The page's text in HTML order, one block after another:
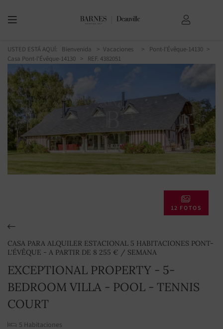
USTED ESTÁ AQUÍ: Bienvenida Vacaciones
Pont-l'Évêque-14130
Casa Pont-l'Évêque-14130 > REF. 4382051
12 FOTOS
CASA PARA ALQUILER ESTACIONAL 5 HABITACIONES PONT-
L'ÉVÊQUE - A PARTIR DE 8 255 € / SEMANA
EXCEPTIONAL PROPERTY - 5-
BEDROOM VILLA - POOL - TENNIS
COURT
5 Habitaciones